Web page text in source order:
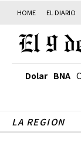
HOME EL DIARIO
Dolar BNA
LA REGION